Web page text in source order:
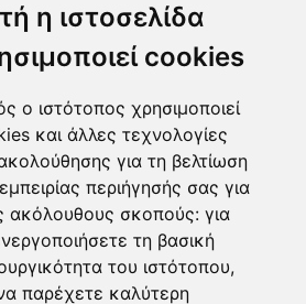
η ιστοσελίδα
cookies
ο ιστότοπος χρησιμοποιεί
και άλλες τεχνολογίες
για τη βελτίωση
περιήγησής σας για
ακόλουθους σκοπούς: για
τη βασική
του ιστότοπου,
παρέχετε καλύτερη
07 08 2026
|SNG Services
Όροι Χρήσης |Δήλωση
|
Περιεχόμενο
για τα Cookies
με τη σύσταση (ΕΕ)
334|Ταυτότητα